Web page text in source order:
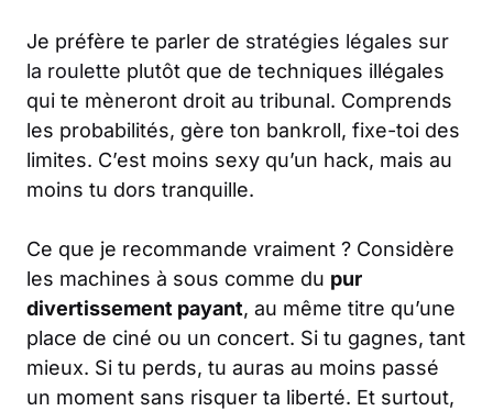
Je préfère te parler de stratégies légales sur
la roulette plutôt que de techniques illégales
qui te mèneront droit au tribunal. Comprends
les probabilités, gère ton bankroll, fixe-toi des
limites. C’est moins sexy qu’un hack, mais au
moins tu dors tranquille.
Ce que je recommande vraiment ? Considère
les machines à sous comme du pur
divertissement payant, au même titre qu’une
place de ciné ou un concert. Si tu gagnes, tant
mieux. Si tu perds, tu auras au moins passé
un moment sans risquer ta liberté. Et surtout,